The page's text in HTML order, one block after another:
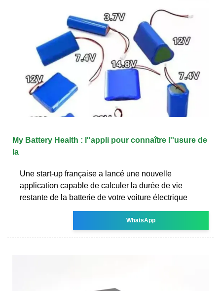
My Battery Health : l''appli pour connaître l''usure de
la
Une start-up française a lancé une nouvelle
application capable de calculer la durée de vie
restante de la batterie de votre voiture électrique
WhatsApp